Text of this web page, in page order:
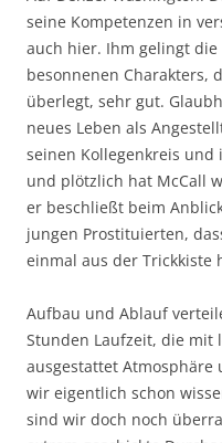
seine Kompetenzen in
auch hier. Ihm gelingt
besonnenen Charakters,
überlegt, sehr gut.
neues Leben als
seinen Kollegenkreis
und plötzlich hat McCall
er beschließt beim
jungen Prostituierten,
einmal aus der Trickkiste
Aufbau und Ablauf
Stunden Laufzeit, die
ausgestattet Atmosphäre
wir eigentlich schon
sind wir doch noch